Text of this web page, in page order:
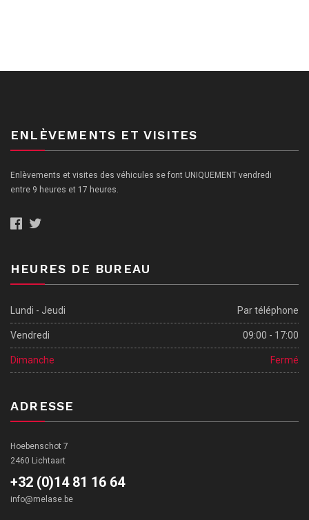
ENLÈVEMENTS ET VISITES
Enlèvements et visites des véhicules se font UNIQUEMENT vendredi
entre 9 heures et 17 heures.
HEURES DE BUREAU
Lundi - Jeudi Par téléphone
Vendredi 09:00 - 17:00
Dimanche Fermé
ADRESSE
Hoebenschot 7
2460 Lichtaart
+32 (0)14 81 16 64
info@melase.be